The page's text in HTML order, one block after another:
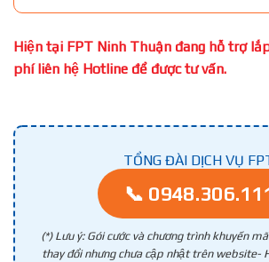
Hiện tại FPT Ninh Thuận đang hỗ trợ
phí liên hệ Hotline để được tư vấn.
TỔNG ĐÀI DỊCH VỤ
📞
(*) Lưu ý: Gói cước và chương trình khuyến
thay đổi nhưng chưa cập nhật trên website-